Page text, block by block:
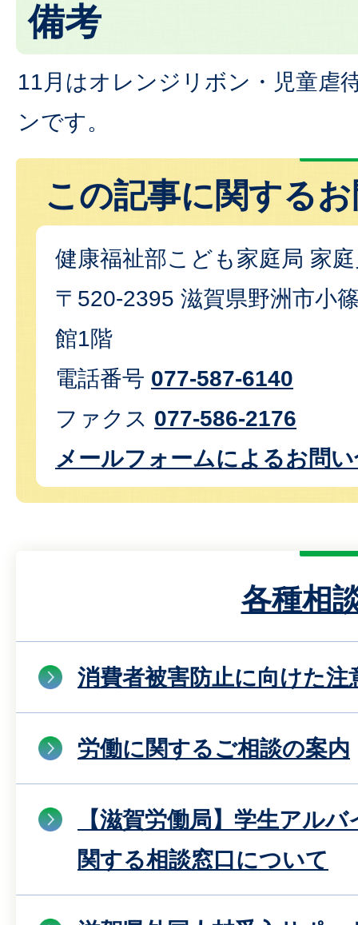
備考
11月はオレンジリボン・児童虐
ンです。
この記事に関する
健康福祉部こども家庭局 家
〒520-2395 滋賀県野洲市小
館1階
電話番号 077-587-6140
ファクス 077-586-2176
メールフォームによるお問
各種相
消費者被害防止に向けた注
労働に関するご相談の案内
【滋賀労働局】学生アル
関する相談窓口について